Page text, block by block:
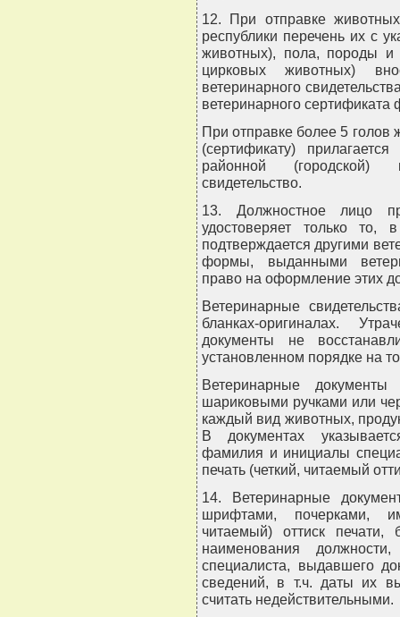
12. При отправке
республики перечень их с
животных), пола, породы и
цирковых животных)
ветеринарного
ветеринарного
При отправке более 5 голов
(сертификату)
районной (городской)
свидетельство.
13. Должностное лицо
удостоверяет только
подтверждается другими
формы, выданными
право на оформление этих
Ветеринарные
бланках-оригиналах.
документы не
установленном порядке на
Ветеринарные
шариковыми ручками или
каждый вид животных,
В документах
фамилия и инициалы
печать (четкий, читаемый
14. Ветеринарные
шрифтами, почерками,
читаемый) оттиск печати,
наименования
специалиста, выдавшего
сведений, в т.ч. даты их
считать недействительными.